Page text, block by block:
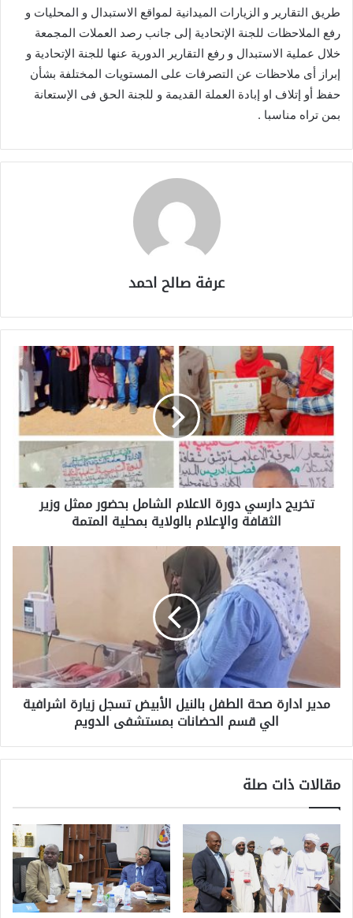
طريق التقارير و الزيارات الميدانية لمواقع الاستبدال و المحليات و
رفع الملاحظات للجنة الإتحادية إلى جانب رصد العملات المجمعة
خلال عملية الاستبدال و رفع التقارير الدورية عنها للجنة الإتحادية و
إبراز أى ملاحظات عن التصرفات على المستويات المختلفة بشأن
حفظ أو إتلاف او إبادة العملة القديمة و للجنة الحق فى الإستعانة
بمن تراه مناسبا .
عرفة صالح احمد
تخريج دارسي دورة الاعلام الشامل بحضور ممثل وزير
الثقافة والإعلام بالولاية بمحلية المتمة
مدير ادارة صحة الطفل بالنيل الأبيض تسجل زيارة اشرافية
الي قسم الحضانات بمستشفى الدويم
مقالات ذات صلة